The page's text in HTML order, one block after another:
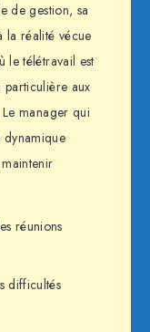
de gestion, sa
la réalité vécue
le télétravail est
particulière aux
manager qui
dynamique
réunions
difficultés